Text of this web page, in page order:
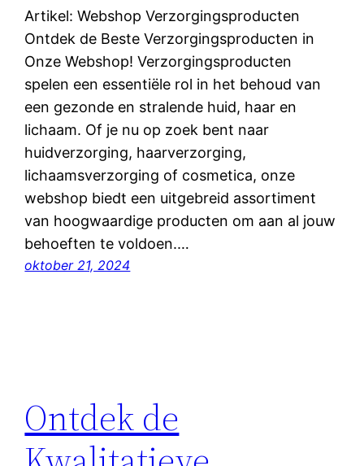
Artikel: Webshop Verzorgingsproducten
Ontdek de Beste Verzorgingsproducten in
Onze Webshop! Verzorgingsproducten
spelen een essentiële rol in het behoud van
een gezonde en stralende huid, haar en
lichaam. Of je nu op zoek bent naar
huidverzorging, haarverzorging,
lichaamsverzorging of cosmetica, onze
webshop biedt een uitgebreid assortiment
van hoogwaardige producten om aan al jouw
behoeften te voldoen.…
oktober 21, 2024
Ontdek de